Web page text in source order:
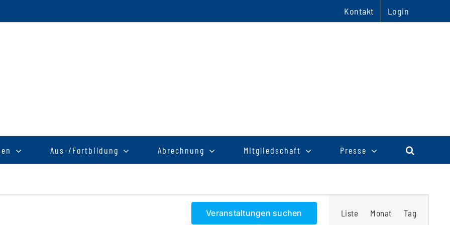
Kontakt Login
Aus-/Fortbildung Abrechnung Mitgliedschaft Presse
Veranstaltungen suchen Liste Monat Tag